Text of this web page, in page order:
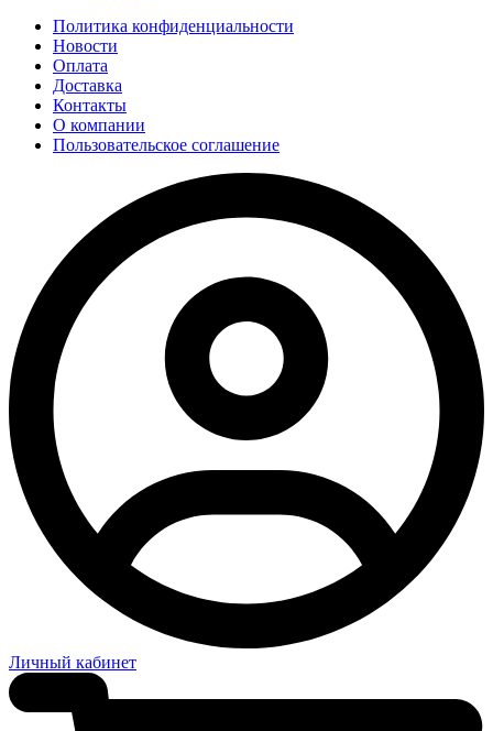
Политика конфиденциальности
Новости
Оплата
Доставка
Контакты
О компании
Пользовательское соглашение
Личный кабинет